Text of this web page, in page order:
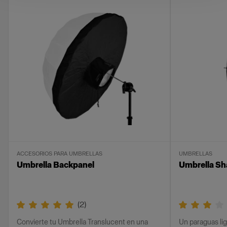
ACCESORIOS PARA UMBRELLAS
Umbrella Backpanel
(2)
Convierte tu Umbrella Translucent en una
UMBRELLAS
Umbrella
Un paraguas